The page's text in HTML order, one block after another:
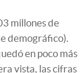
millones de
demográfico).
en poco más
vista, las cifras